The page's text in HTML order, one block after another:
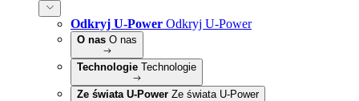
Odkryj U-Power Odkryj U-Power
O nas O nas
Technologie Technologie
Ze świata U-Power Ze świata U-Power